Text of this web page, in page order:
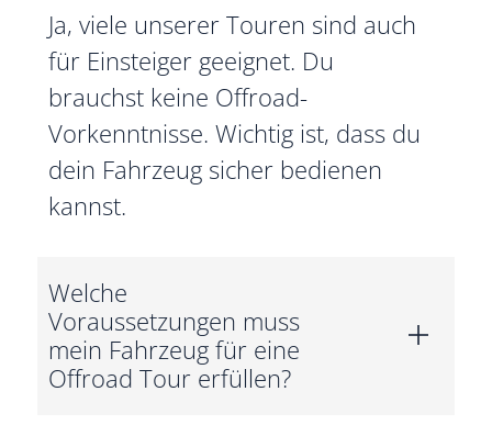
Ja, viele unserer Touren sind auch
für Einsteiger geeignet. Du
brauchst keine Offroad-
Vorkenntnisse. Wichtig ist, dass du
dein Fahrzeug sicher bedienen
kannst.
Welche
Voraussetzungen muss
mein Fahrzeug für eine
Offroad Tour erfüllen?